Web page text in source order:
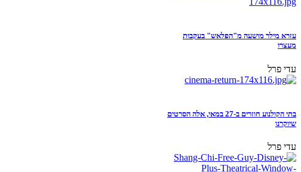
עזרא מילר מושעה מ"הפלאש" בעקבות
מעצרו
עדי פרל
בתי הקולנוע חוזרים ב-27 במאי, אלה הסרטים
שיוקרנו
עדי פרל